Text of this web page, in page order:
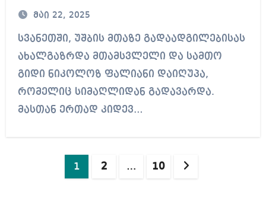
ნიკოლოზ ფალიანი დაიღუპა
მაი 22, 2025
სვანეთში, უშბის მთაზე გადაადგილებისას
ახალგაზრდა მთამსვლელი და სამთო
გიდი ნიკოლოზ ფალიანი დაიღუპა,
რომელიც სიმაღლიდან გადავარდა.
მასთან ერთად კიდევ…
ჩანაწერების
1 2 … 10